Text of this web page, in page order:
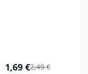
1,69 €2,49 €